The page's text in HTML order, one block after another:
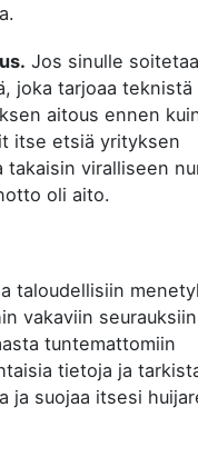
Jos sinulle
joka tarjoaa teknistä
aitous ennen
itse etsiä yrityksen
viralliseen
oli aito.
taloudellisiin
vakaviin
tuntemattomiin
tietoja ja
ja suojaa itsesi